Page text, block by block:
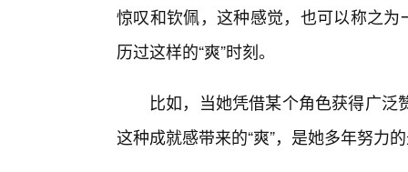
惊叹和钦佩，这种感觉，也可以称之
历过这样的“爽”时刻。
比如，当她凭借某个角色获得广
这种成就感带来的“爽”，是她多年努力